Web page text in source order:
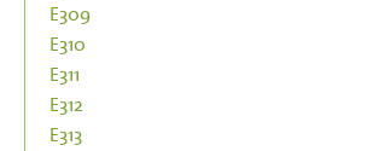
E309
E310
E311
E312
E313